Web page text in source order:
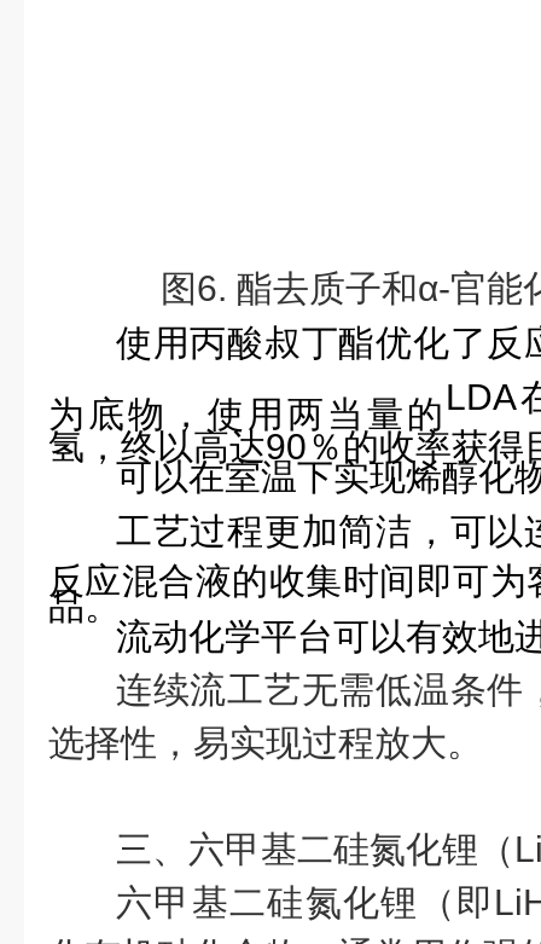
图6. 酯去质子和α-官能
使用丙酸叔丁酯优化了反
为底物，使用两当量的 LDA
氢，终以高达90％的收率获得
可以在室温下实现烯醇化
工艺过程更加简洁，可以
反应混合液的收集时间即可为
品。
流动化学平台可以有效地
连续流工艺无需低温条件
选择性，易实现过程放大。
三、六甲基二硅氮化锂（
六甲基二硅氮化锂（即